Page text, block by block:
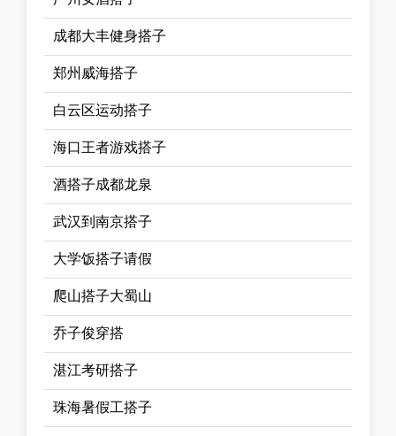
成都大丰健身搭子
郑州威海搭子
白云区运动搭子
海口王者游戏搭子
酒搭子成都龙泉
武汉到南京搭子
大学饭搭子请假
爬山搭子大蜀山
乔子俊穿搭
湛江考研搭子
珠海暑假工搭子